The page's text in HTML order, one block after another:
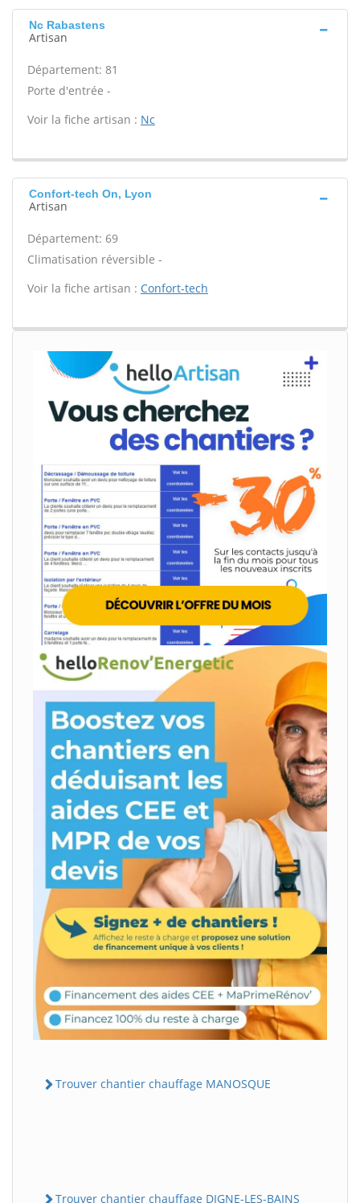
Nc Rabastens
Artisan
Département: 81
Porte d'entrée -
Voir la fiche artisan : Nc
Confort-tech On, Lyon
Artisan
Département: 69
Climatisation réversible -
Voir la fiche artisan : Confort-tech
Trouver chantier chauffage MANOSQUE
Trouver chantier chauffage DIGNE-LES-BAINS